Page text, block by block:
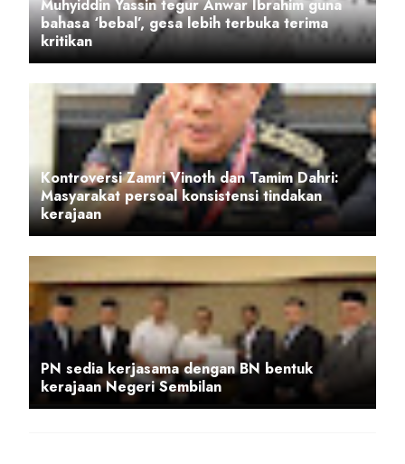
Muhyiddin Yassin tegur Anwar Ibrahim guna
bahasa ‘bebal’, gesa lebih terbuka terima
kritikan
Kontroversi Zamri Vinoth dan Tamim Dahri:
Masyarakat persoal konsistensi tindakan
kerajaan
PN sedia kerjasama dengan BN bentuk
kerajaan Negeri Sembilan